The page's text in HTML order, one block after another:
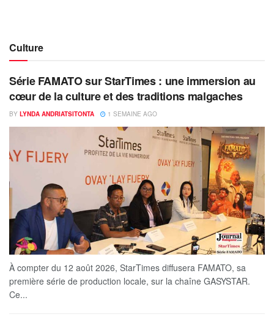
Culture
Série FAMATO sur StarTimes : une immersion au
cœur de la culture et des traditions malgaches
BY LYNDA ANDRIATSITONTA 1 SEMAINE AGO
À compter du 12 août 2026, StarTimes diffusera FAMATO, sa
première série de production locale, sur la chaîne GASYSTAR.
Ce...